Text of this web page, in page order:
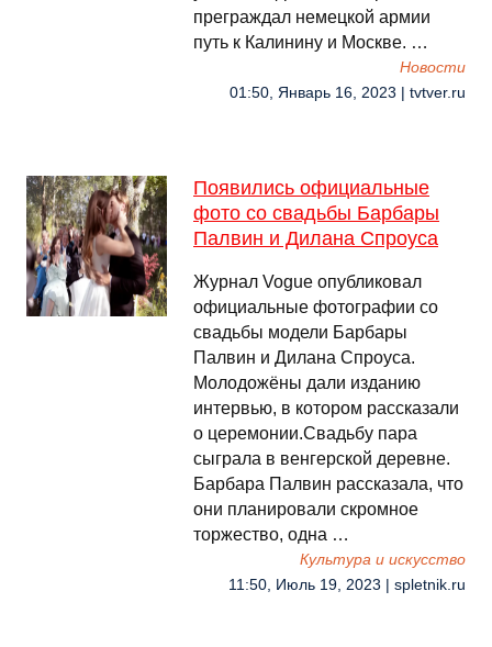
преграждал немецкой армии
путь к Калинину и Москве. …
Новости
01:50, Январь 16, 2023 | tvtver.ru
Появились официальные
фото со свадьбы Барбары
Палвин и Дилана Спроуса
Журнал Vogue опубликовал
официальные фотографии со
свадьбы модели Барбары
Палвин и Дилана Спроуса.
Молодожёны дали изданию
интервью, в котором рассказали
о церемонии.Свадьбу пара
сыграла в венгерской деревне.
Барбара Палвин рассказала, что
они планировали скромное
торжество, одна …
Культура и искусство
11:50, Июль 19, 2023 | spletnik.ru